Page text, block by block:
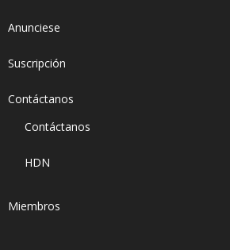
Anunciese
Suscripción
Contáctanos
Contáctanos
HDN
Miembros